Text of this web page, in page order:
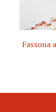
Fassona